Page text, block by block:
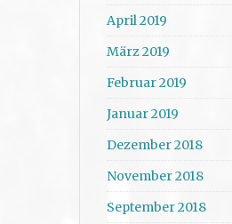
April 2019
März 2019
Februar 2019
Januar 2019
Dezember 2018
November 2018
September 2018